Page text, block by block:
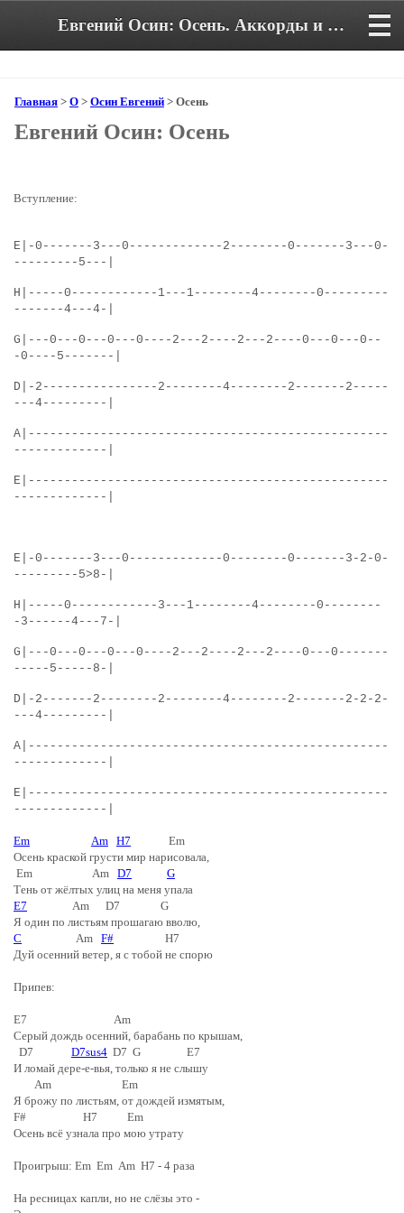
Евгений Осин: Осень. Аккорды и текст песни
Главная > О > Осин Евгений > Осень
Евгений Осин: Осень
Вступление:
E|-0-------3---0-------------2--------0-------3---0-
---------5---|
H|-----0------------1---1--------4--------0---------
-------4---4-|
G|---0---0---0---0----2---2----2---2----0---0---0--
-0----5-------|
D|-2----------------2--------4--------2-------2-----
---4---------|
A|--------------------------------------------------
-------------|
E|--------------------------------------------------
-------------|
E|-0-------3---0-------------0--------0-------3-2-0-
---------5>8-|
H|-----0------------3---1--------4--------0--------
-3------4---7-|
G|---0---0---0---0----2---2----2---2----0---0-------
-----5-----8-|
D|-2-------2--------2--------4--------2-------2-2-2-
---4---------|
A|--------------------------------------------------
-------------|
E|--------------------------------------------------
-------------|
Em Am H7 Em
Осень краской грусти мир нарисовала,
Em Am D7
G
Тень от жёлтых улиц на меня упала
E7 Am D7 G
Я один по листьям прошагаю вволю,
C Am F# H7
Дуй осенний ветер, я с тобой не спорю
Припев:
E7 Am
Серый дождь осенний, барабань по крышам,
D7 D7sus4 D7 G E7
И ломай дере-е-вья, только я не слышу
Am Em
Я брожу по листьям, от дождей измятым,
F# H7 Em
Осень всё узнала про мою утрату
Проигрыш: Em Em Am H7 - 4 раза
На ресницах капли, но не слёзы это -